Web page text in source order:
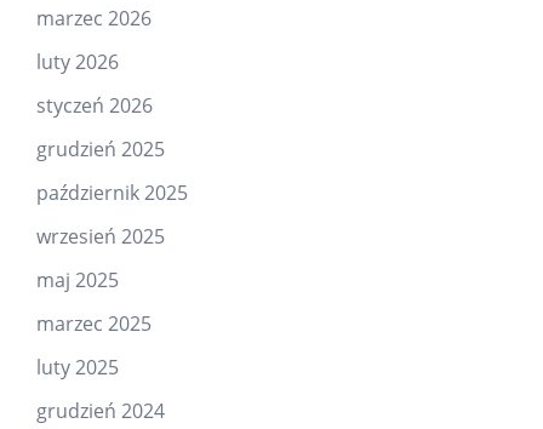
marzec 2026
luty 2026
styczeń 2026
grudzień 2025
październik 2025
wrzesień 2025
maj 2025
marzec 2025
luty 2025
grudzień 2024